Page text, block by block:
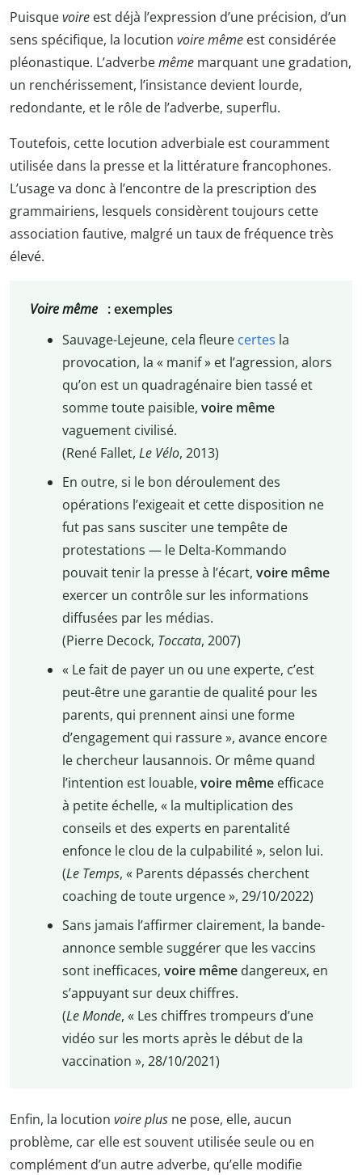
Puisquevoire est déjà l’expression d’une précision, d’un
sens spécifique, la locution voire même est considérée
pléonastique. L’adverbemême marquant une gradation,
un renchérissement, l’insistance devient lourde,
redondante, et le rôle de l’adverbe, superflu.
Toutefois, cette locution adverbiale est couramment
utilisée dans la presse et la littérature francophones.
L’usage va donc à l’encontre de la prescription des
grammairiens, lesquels considèrent toujours cette
association fautive, malgré un taux de fréquence très
élevé.
Voire même : exemples
Sauvage-Lejeune, cela fleure certes la
provocation, la « manif » et l’agression, alors
qu’on est un quadragénaire bien tassé et
somme toute paisible, voire même
vaguement civilisé.
(René Fallet, Le Vélo, 2013)
En outre, si le bon déroulement des
opérations l’exigeait et cette disposition ne
fut pas sans susciter une tempête de
protestations — le Delta-Kommando
pouvait tenir la presse à l’écart, voire même
exercer un contrôle sur les informations
diffusées par les médias.
(Pierre Decock, Toccata, 2007)
« Le fait de payer un ou une experte, c’est
peut-être une garantie de qualité pour les
parents, qui prennent ainsi une forme
d’engagement qui rassure », avance encore
le chercheur lausannois. Or même quand
l’intention est louable, voire mêmeefficace
à petite échelle, « la multiplication des
conseils et des experts en parentalité
enfonce le clou de la culpabilité », selon lui.
(Le Temps, « Parents dépassés cherchent
coaching de toute urgence », 29/10/2022)
Sans jamais l’affirmer clairement, la bande-
annonce semble suggérer que les vaccins
sont inefficaces, voire mêmedangereux, en
s’appuyant sur deux chiffres.
(Le Monde, « Les chiffres trompeurs d’une
vidéo sur les morts après le début de la
vaccination », 28/10/2021)
Enfin, la locution voire plus ne pose, elle, aucun
problème, car elle est souvent utilisée seule ou en
complément d’un autre adverbe, qu’elle modifie